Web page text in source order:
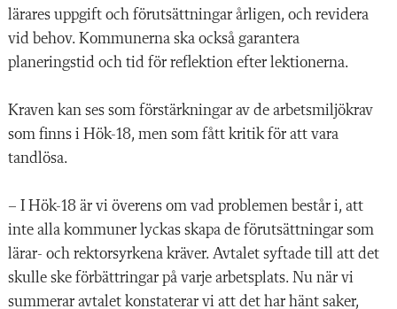
lärares uppgift och förutsättningar årligen, och revidera
vid behov. Kommunerna ska också garantera
planeringstid och tid för reflektion efter lektionerna.
Kraven kan ses som förstärkningar av de arbetsmiljökrav
som finns i Hök-18, men som fått kritik för att vara
tandlösa.
– I Hök-18 är vi överens om vad problemen består i, att
inte alla kommuner lyckas skapa de förutsättningar som
lärar- och rektorsyrkena kräver. Avtalet syftade till att det
skulle ske förbättringar på varje arbetsplats. Nu när vi
summerar avtalet konstaterar vi att det har hänt saker,